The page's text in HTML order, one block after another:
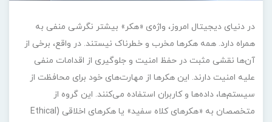
در دنیای دیجیتال امروز، واژه‌ی «هکر» بیشتر نگرشی منفی به
همراه دارد. همه‌ هکرها مخرب و خطرناک نیستند. در واقع، برخی از
آن‌ها نقشی مثبت در حفظ امنیت و جلوگیری از اقدامات منفی
علیه امنیت دارند. این هکرها از مهارت‌های خود برای محافظت از
سیستم‌ها، داده‌ها و کاربران استفاده می‌کنند. این گروه از
متخصصان به «هکرهای کلاه سفید» یا هکرهای اخلاقی (Ethical